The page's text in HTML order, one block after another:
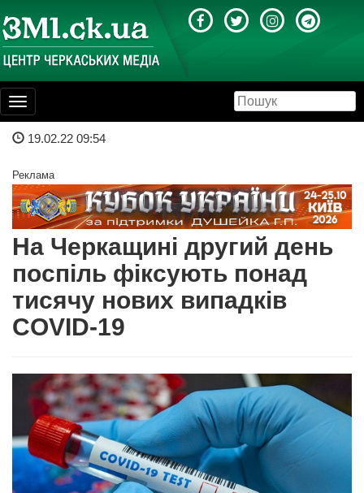
Toggle
navigation
19.02.22 09:54
Реклама
На Черкащині другий день
поспіль фіксують понад
тисячу нових випадків
COVID-19